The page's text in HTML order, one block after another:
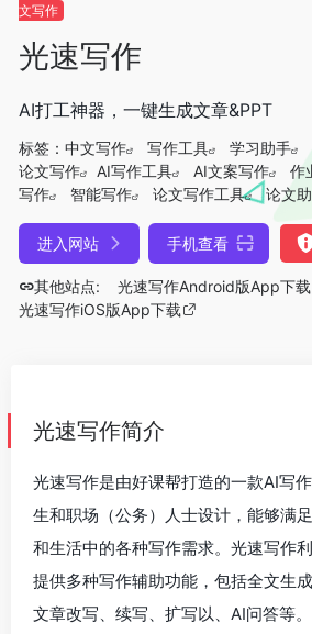
文写作
光速写作
AI打工神器，一键生成文章&PPT
标签： 中文写作 写作工具 学习助手
论文写作
AI写作工具 AI文案写作 作
写作
智能写作 论文写作工具 论文
进入网站 手机查看
其他站点:
光速写作Android版App下载
光速写作iOS版App下载
光速写作简介
光速写作是由好课帮打造的一款AI写
生和职场（公务）人士设计，能够满
和生活中的各种写作需求。光速写作
提供多种写作辅助功能，包括全文生
文章改写、续写、扩写以、AI问答等